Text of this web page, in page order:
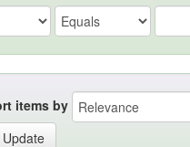
items by